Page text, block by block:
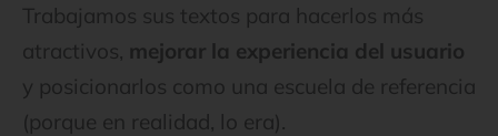
Trabajamos sus textos para hacerlos más
atractivos, mejorar la experiencia del usuario
y posicionarlos como una escuela de referencia
(porque en realidad, lo era).